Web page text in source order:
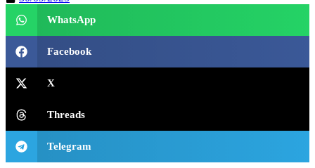
WhatsApp
Facebook
X
Threads
Telegram